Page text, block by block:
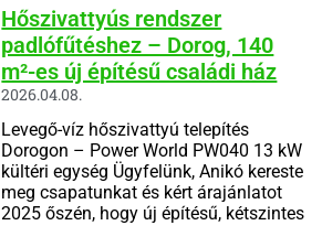
Hőszivattyús rendszer
padlófűtéshez – Dorog, 140
m²-es új építésű családi ház
2026.04.08.
Levegő-víz hőszivattyú telepítés
Dorogon – Power World PW040 13 kW
kültéri egység Ügyfelünk, Anikó kereste
meg csapatunkat és kért árajánlatot
2025 őszén, hogy új építésű, kétszintes